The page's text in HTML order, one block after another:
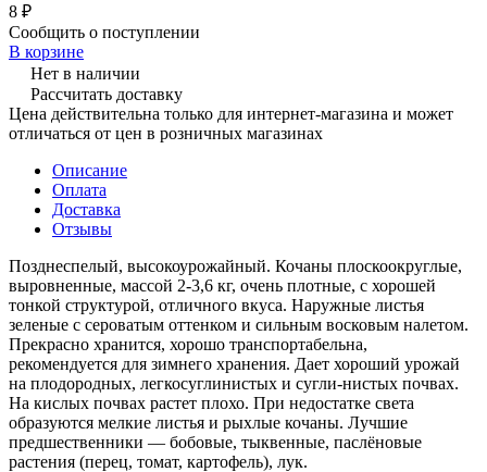
8 ₽
Сообщить о поступлении
В корзине
Нет в наличии
Рассчитать доставку
Цена действительна только для интернет-магазина и может
отличаться от цен в розничных магазинах
Описание
Оплата
Доставка
Отзывы
Позднеспелый, высокоурожайный. Кочаны плоскоокруглые,
выровненные, массой 2-3,6 кг, очень плотные, с хорошей
тонкой структурой, отличного вкуса. Наружные листья
зеленые c сероватым оттенком и сильным восковым налетом.
Прекрасно хранится, хорошо транспортабельна,
рекомендуется для зимнего хранения. Дает хороший урожай
на плодородных, легкосуглинистых и сугли-нистых почвах.
На кислых почвах растет плохо. При недостатке света
образуются мелкие листья и рыхлые кочаны. Лучшие
предшественники — бобовые, тыквенные, паслёновые
растения (перец, томат, картофель), лук.